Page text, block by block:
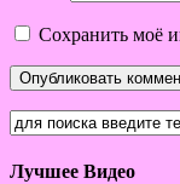
Сохранить моё
Лучшее Видео